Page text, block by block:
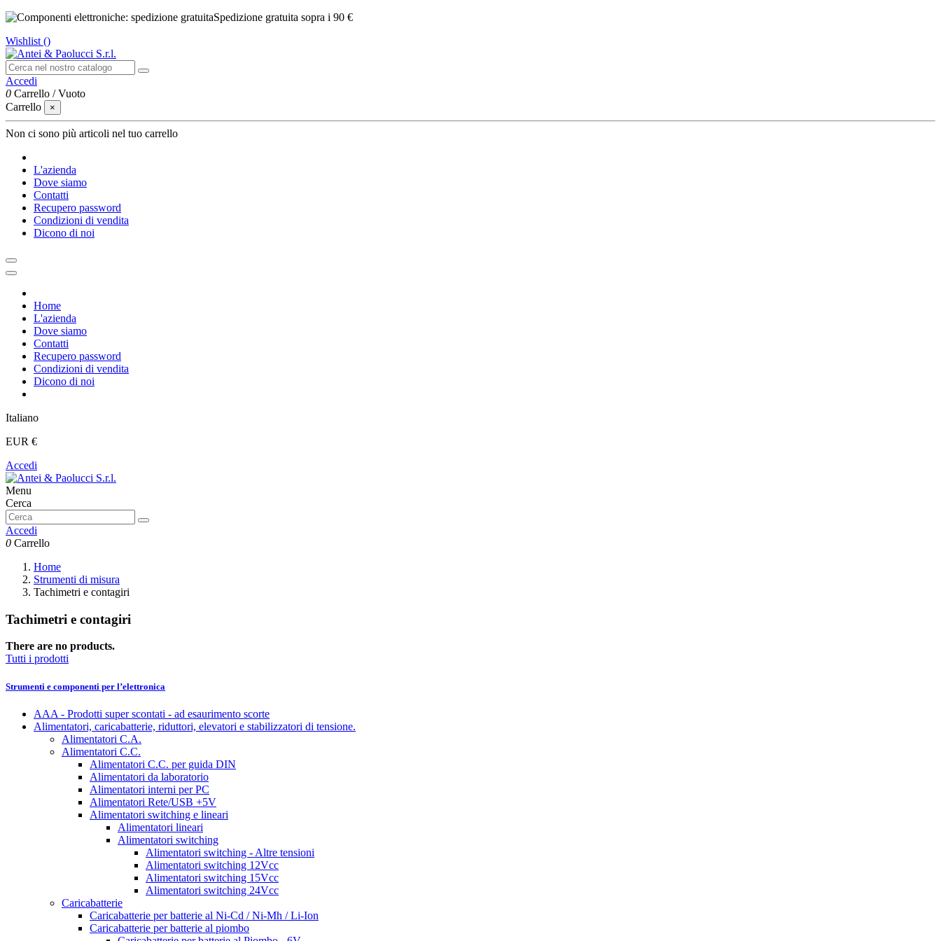
Spedizione gratuita sopra i 90 €
Wishlist ()
Accedi
0 Carrello /Vuoto
Carrello
×
Non ci sono più articoli nel tuo carrello
L'azienda
Dove siamo
Contatti
Recupero password
Condizioni di vendita
Dicono di noi
Home
L'azienda
Dove siamo
Contatti
Recupero password
Condizioni di vendita
Dicono di noi
Italiano
EUR €
Accedi
Menu
Cerca
Accedi
0 Carrello
Home
Strumenti di misura
Tachimetri e contagiri
Tachimetri e contagiri
There are no products.
Tutti i prodotti
Strumenti e componenti per l’elettronica
AAA - Prodotti super scontati - ad esaurimento scorte
Alimentatori, caricabatterie, riduttori, elevatori e stabilizzatori di tensione.
Alimentatori C.A.
Alimentatori C.C.
Alimentatori C.C. per guida DIN
Alimentatori da laboratorio
Alimentatori interni per PC
Alimentatori Rete/USB +5V
Alimentatori switching e lineari
Alimentatori lineari
Alimentatori switching
Alimentatori switching - Altre tensioni
Alimentatori switching 12Vcc
Alimentatori switching 15Vcc
Alimentatori switching 24Vcc
Caricabatterie
Caricabatterie per batterie al Ni-Cd / Ni-Mh / Li-Ion
Caricabatterie per batterie al piombo